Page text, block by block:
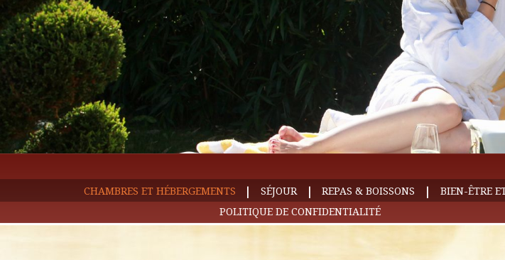
CHAMBRES ET HÉBERGEMENTS | SÉJOUR | REPAS & BOISSONS | BIEN-ÊTRE
POLITIQUE DE CONFIDENTIALITÉ